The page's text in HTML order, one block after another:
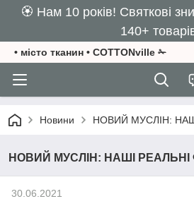
🏵️ Нам 10 років! Святкові
140+
• місто тканин • COTTONville ✁
Новини НОВИЙ МУСЛІН:
НОВИЙ МУСЛІН: НАШІ
30.06.2021